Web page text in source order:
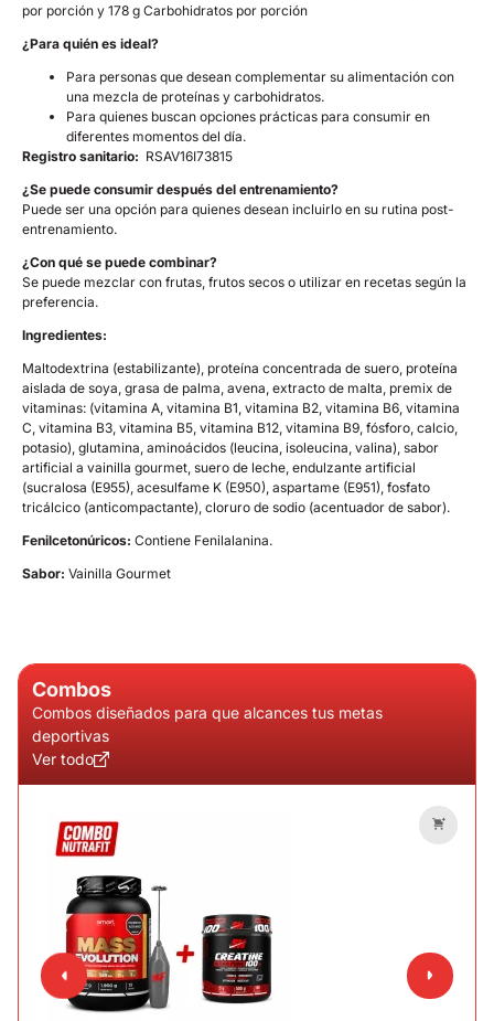
por porción y 178 g Carbohidratos por porción
¿Para quién es ideal?
Para personas que desean complementar su alimentación con
una mezcla de proteínas y carbohidratos.
Para quienes buscan opciones prácticas para consumir en
diferentes momentos del día.
Registro sanitario: RSAV16I73815
¿Se puede consumir después del entrenamiento?
Puede ser una opción para quienes desean incluirlo en su rutina post-
entrenamiento.
¿Con qué se puede combinar?
Se puede mezclar con frutas, frutos secos o utilizar en recetas según la
preferencia.
Ingredientes:
Maltodextrina (estabilizante), proteína concentrada de suero, proteína
aislada de soya, grasa de palma, avena, extracto de malta, premix de
vitaminas: (vitamina A, vitamina B1, vitamina B2, vitamina B6, vitamina
C, vitamina B3, vitamina B5, vitamina B12, vitamina B9, fósforo, calcio,
potasio), glutamina, aminoácidos (leucina, isoleucina, valina), sabor
artificial a vainilla gourmet, suero de leche, endulzante artificial
(sucralosa (E955), acesulfame K (E950), aspartame (E951), fosfato
tricálcico (anticompactante), cloruro de sodio (acentuador de sabor).
Fenilcetonúricos: Contiene Fenilalanina.
Sabor: Vainilla Gourmet
Combos
Combos diseñados para que alcances tus metas
deportivas
Ver todo